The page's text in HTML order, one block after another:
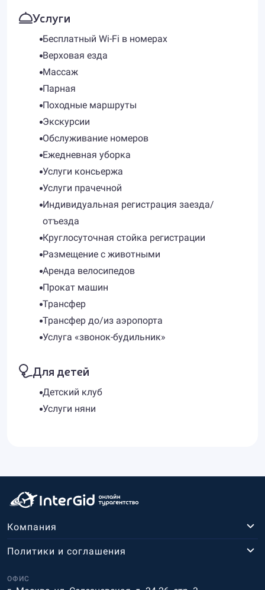
Услуги
Бесплатный Wi-Fi в номерах
Верховая езда
Массаж
Парная
Походные маршруты
Экскурсии
Обслуживание номеров
Ежедневная уборка
Услуги консьержа
Услуги прачечной
Индивидуальная регистрация заезда/
отъезда
Круглосуточная стойка регистрации
Размещение с животными
Аренда велосипедов
Прокат машин
Трансфер
Трансфер до/из аэропорта
Услуга «звонок-будильник»
Для детей
Детский клуб
Услуги няни
Компания
ОФИС
Политики и соглашения